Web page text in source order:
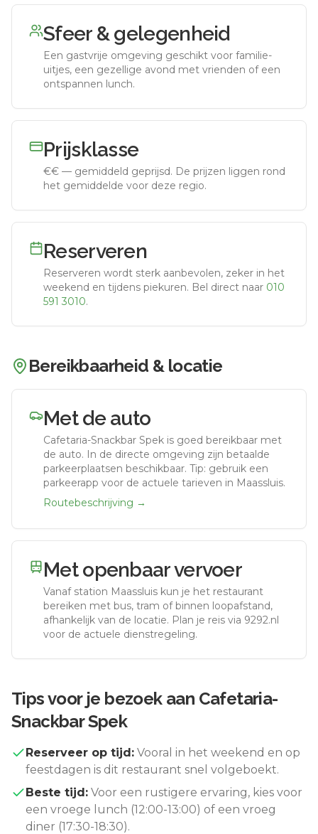
Sfeer & gelegenheid
Een gastvrije omgeving geschikt voor familie-
uitjes, een gezellige avond met vrienden of een
ontspannen lunch.
Prijsklasse
€€ — gemiddeld geprijsd. De prijzen liggen rond
het gemiddelde voor deze regio.
Reserveren
Reserveren wordt sterk aanbevolen, zeker in het
weekend en tijdens piekuren. Bel direct naar 010
591 3010.
Bereikbaarheid & locatie
Met de auto
Cafetaria-Snackbar Spek is goed bereikbaar met
de auto. In de directe omgeving zijn betaalde
parkeerplaatsen beschikbaar. Tip: gebruik een
parkeerapp voor de actuele tarieven in Maassluis.
Routebeschrijving →
Met openbaar vervoer
Vanaf station Maassluis kun je het restaurant
bereiken met bus, tram of binnen loopafstand,
afhankelijk van de locatie. Plan je reis via 9292.nl
voor de actuele dienstregeling.
Tips voor je bezoek aan Cafetaria-
Snackbar Spek
Reserveer op tijd: Vooral in het weekend en op
feestdagen is dit restaurant snel volgeboekt.
Beste tijd: Voor een rustigere ervaring, kies voor
een vroege lunch (12:00-13:00) of een vroeg
diner (17:30-18:30).